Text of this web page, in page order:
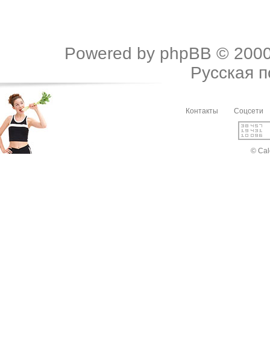
Powered by phpBB ©
Русская
Контакты Соцсети
©